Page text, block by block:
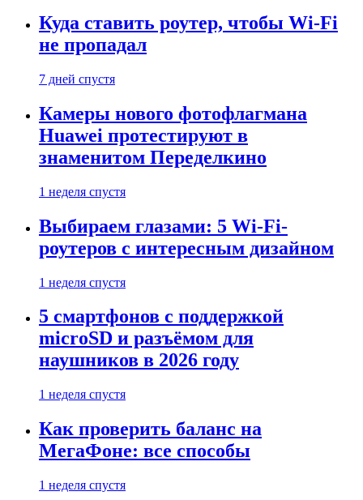
Куда ставить роутер, чтобы Wi-Fi
не пропадал
7 дней спустя
Камеры нового фотофлагмана
Huawei протестируют в
знаменитом Переделкино
1 неделя спустя
Выбираем глазами: 5 Wi-Fi-
роутеров с интересным дизайном
1 неделя спустя
5 смартфонов с поддержкой
microSD и разъёмом для
наушников в 2026 году
1 неделя спустя
Как проверить баланс на
МегаФоне: все способы
1 неделя спустя